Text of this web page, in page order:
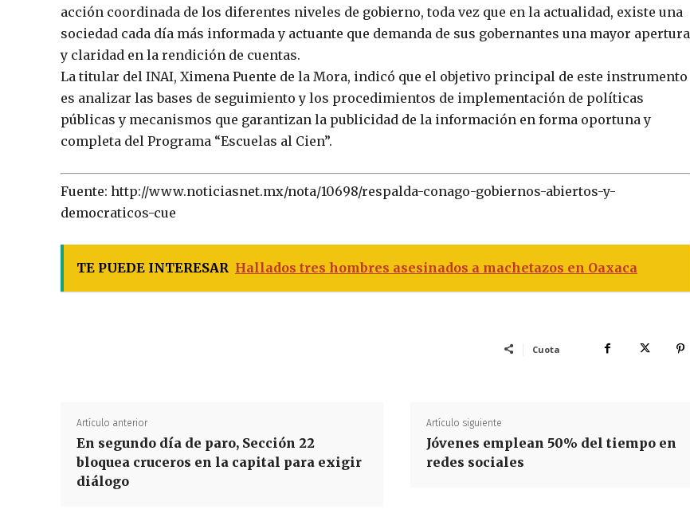
acción coordinada de los diferentes niveles de gobierno, toda vez que en la actualidad, existe una
sociedad cada día más informada y actuante que demanda de sus gobernantes una mayor apertura
y claridad en la rendición de cuentas.
La titular del INAI, Ximena Puente de la Mora, indicó que el objetivo principal de este instrumento
es analizar las bases de seguimiento y los procedimientos de implementación de políticas
públicas y mecanismos que garantizan la publicidad de la información en forma oportuna y
completa del Programa “Escuelas al Cien”.
Fuente: http://www.noticiasnet.mx/nota/10698/respalda-conago-gobiernos-abiertos-y-
democraticos-cue
TE PUEDE INTERESAR Hallados tres hombres asesinados a machetazos en Oaxaca
Cuota
Artículo anterior
En segundo día de paro, Sección 22
bloquea cruceros en la capital para exigir
diálogo
Artículo siguiente
Jóvenes emplean 50% del tiempo en
redes sociales